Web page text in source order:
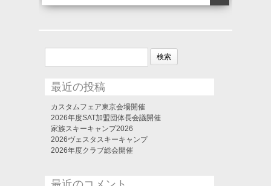
検
最近の投稿
カスタムフェア東京会場開催
2026年度SAT加盟団体長会議開催
家族スキーキャンプ2026
2026ヴェスタスキーキャンプ
2026年度クラブ総会開催